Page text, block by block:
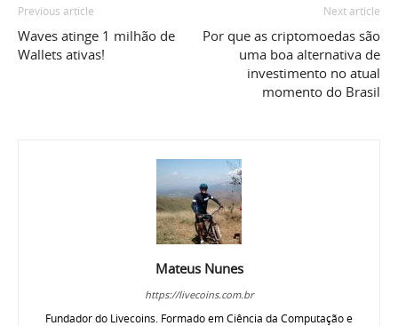
Previous article
Waves atinge 1 milhão de
Wallets ativas!
Next article
Por que as criptomoedas são
uma boa alternativa de
investimento no atual
momento do Brasil
Mateus Nunes
https://livecoins.com.br
Fundador do Livecoins. Formado em Ciência da Computação e